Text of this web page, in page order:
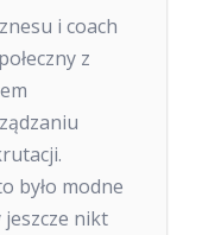
i coach
z
było modne
jeszcze nikt